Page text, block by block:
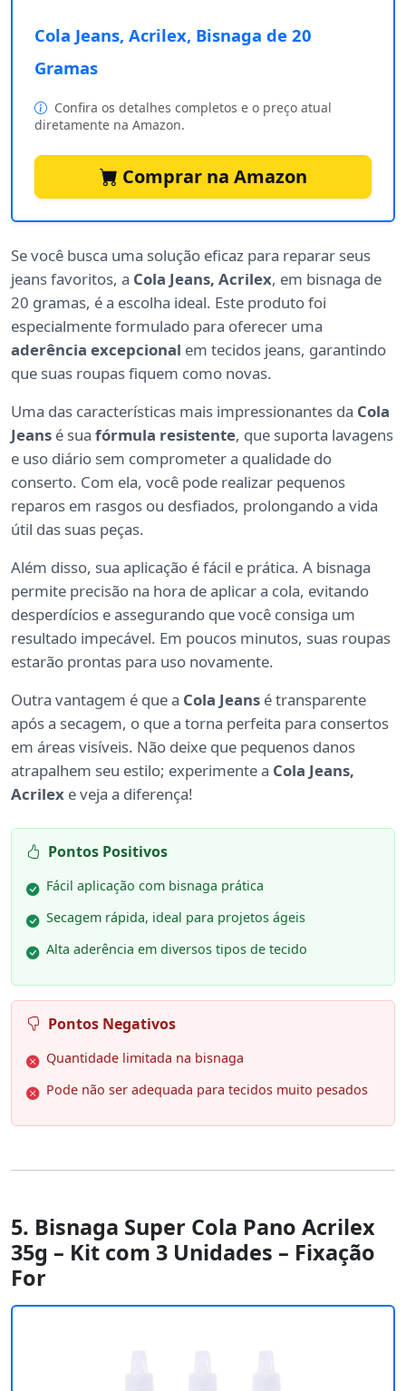
Cola Jeans, Acrilex, Bisnaga de 20
Gramas
Confira os detalhes completos e o preço atual
diretamente na Amazon.
Comprar na Amazon
Se você busca uma solução eficaz para reparar seus
jeans favoritos, a Cola Jeans, Acrilex, em bisnaga de
20 gramas, é a escolha ideal. Este produto foi
especialmente formulado para oferecer uma
aderência excepcional em tecidos jeans, garantindo
que suas roupas fiquem como novas.
Uma das características mais impressionantes da Cola
Jeans é sua fórmula resistente, que suporta lavagens
e uso diário sem comprometer a qualidade do
conserto. Com ela, você pode realizar pequenos
reparos em rasgos ou desfiados, prolongando a vida
útil das suas peças.
Além disso, sua aplicação é fácil e prática. A bisnaga
permite precisão na hora de aplicar a cola, evitando
desperdícios e assegurando que você consiga um
resultado impecável. Em poucos minutos, suas roupas
estarão prontas para uso novamente.
Outra vantagem é que a Cola Jeans é transparente
após a secagem, o que a torna perfeita para consertos
em áreas visíveis. Não deixe que pequenos danos
atrapalhem seu estilo; experimente a Cola Jeans,
Acrilex e veja a diferença!
Pontos Positivos
Fácil aplicação com bisnaga prática
Secagem rápida, ideal para projetos ágeis
Alta aderência em diversos tipos de tecido
Pontos Negativos
Quantidade limitada na bisnaga
Pode não ser adequada para tecidos muito pesados
5. Bisnaga Super Cola Pano Acrilex
35g – Kit com 3 Unidades – Fixação
For